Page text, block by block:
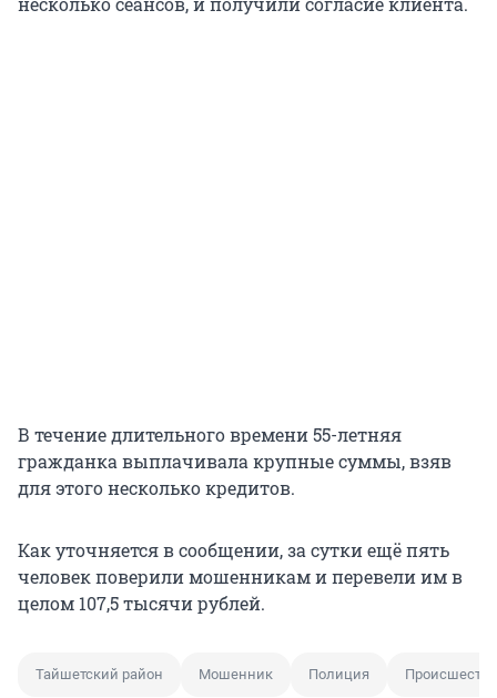
В течение длительного времени 55-летняя
гражданка выплачивала крупные суммы, взяв
для этого несколько кредитов.
Как уточняется в сообщении, за сутки ещё пять
человек поверили мошенникам и перевели им в
целом 107,5 тысячи рублей.
Тайшетский район Мошенник Полиция